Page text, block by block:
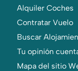
Alquiler Coches
Contratar Vuelo
Buscar
Tu opinión
Mapa del sitio